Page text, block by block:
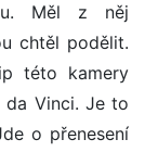
Měl z něj
chtěl podělit.
této kamery
da Vinci. Je to
o přenesení